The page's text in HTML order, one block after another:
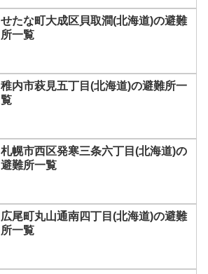
せたな町大成区貝取澗(北海道)の避難
所一覧
稚内市萩見五丁目(北海道)の避難所一
覧
札幌市西区発寒三条六丁目(北海道)の
避難所一覧
広尾町丸山通南四丁目(北海道)の避難
所一覧